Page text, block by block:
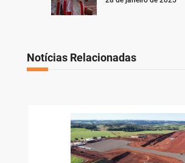
Notícias Relacionadas